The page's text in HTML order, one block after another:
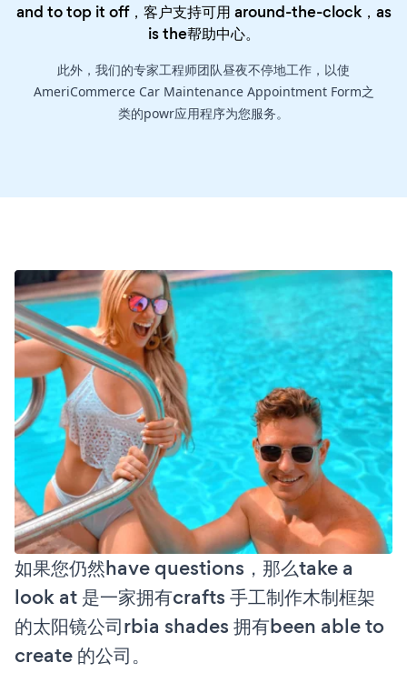
and to top it off，客户支持可用 around-the-clock，as
is the帮助中心。
此外，我们的专家工程师团队昼夜不停地工作，以使
AmeriCommerce Car Maintenance Appointment Form之
类的powr应用程序为您服务。
如果您仍然have questions，那么take a
look at 是一家拥有crafts 手工制作木制框架
的太阳镜公司rbia shades 拥有been able to
create 的公司。